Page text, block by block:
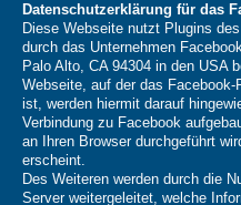
Datenschutzerklärung für das
Diese Webseite nutzt Plugins
durch das Unternehmen
Palo Alto, CA 94304 in den USA
Webseite, auf der das Facebook-
ist, werden hiermit darauf
Verbindung zu Facebook
an Ihren Browser durchgeführt
erscheint.
Des Weiteren werden durch die
Server weitergeleitet, welche